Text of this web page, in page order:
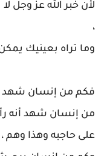
لأن خبر الله عز وجل
،
وما تراه بعينيك
فكم من إنسان شهد
من إنسان شهد أنه
على حاجبه وهذا وهم ،